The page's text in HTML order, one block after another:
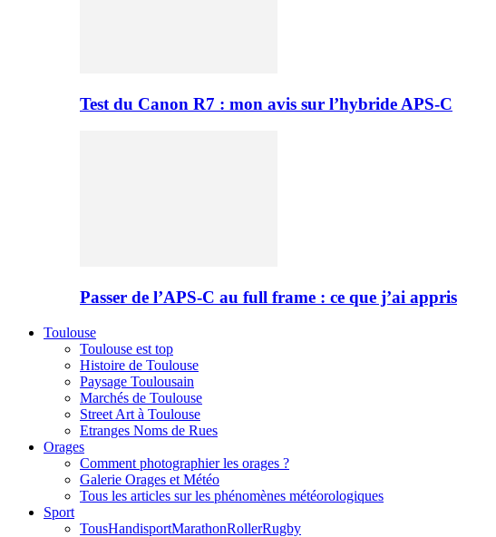
Test du Canon R7 : mon avis sur l’hybride APS-C
Passer de l’APS-C au full frame : ce que j’ai appris
Toulouse
Toulouse est top
Histoire de Toulouse
Paysage Toulousain
Marchés de Toulouse
Street Art à Toulouse
Etranges Noms de Rues
Orages
Comment photographier les orages ?
Galerie Orages et Météo
Tous les articles sur les phénomènes météorologiques
Sport
TousHandisportMarathonRollerRugby